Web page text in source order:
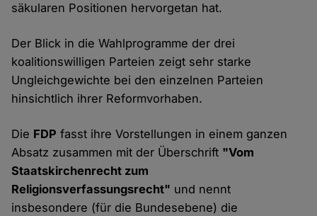
säkularen Positionen hervorgetan hat.
Der Blick in die Wahlprogramme der drei
koalitionswilligen Parteien zeigt sehr starke
Ungleichgewichte bei den einzelnen Parteien
hinsichtlich ihrer Reformvorhaben.
Die FDP fasst ihre Vorstellungen in einem ganzen
Absatz zusammen mit der Überschrift "Vom
Staatskirchenrecht zum
Religionsverfassungsrecht" und nennt
insbesondere (für die Bundesebene) die